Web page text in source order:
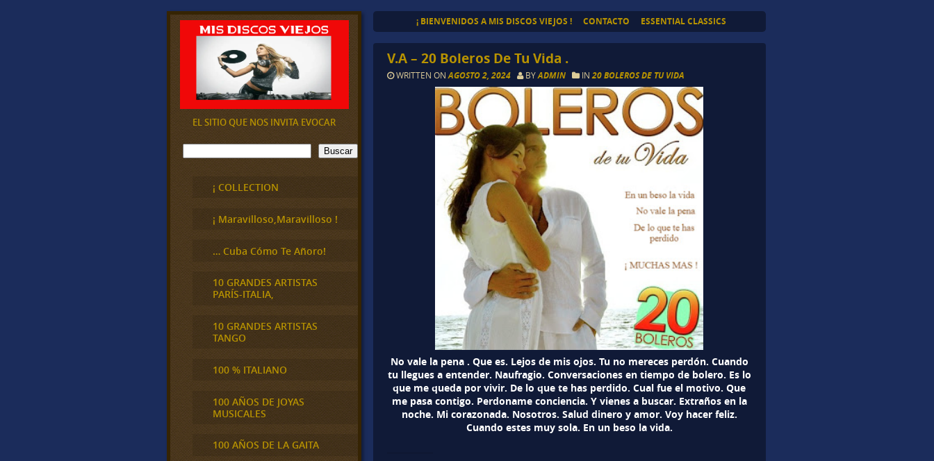
¡ BIENVENIDOS A MIS DISCOS VIEJOS ! CONTACTO ESSENTIAL CLASSICS
V.A – 20 Boleros De Tu Vida .
WRITTEN ONAGOSTO 2, 2024 BYADMIN IN20 BOLEROS DE TU VIDA
No vale la pena . Que es. Lejos de mis ojos. Tu no mereces perdón. Cuando
tu llegues a entender. Naufragio. Conversaciones en tiempo de bolero. Es lo
que me queda por vivir. De lo que te has perdido. Cual fue el motivo. Que
me pasa contigo. Perdoname conciencia. Y vienes a buscar. Extraños en la
noche. Mi corazonada. Nosotros. Salud dinero y amor. Voy hacer feliz.
Cuando estes muy sola. En un beso la vida.
EL SITIO QUE NOS INVITA EVOCAR
B
u
Buscar
¡ COLLECTION
¡ Maravilloso,Maravilloso !
… Cuba Cómo Te Añoro!
10 GRANDES ARTISTAS
PARÍS-ITALIA,
10 GRANDES ARTISTAS
TANGO
100 % ITALIANO
100 AÑOS DE JOYAS
MUSICALES
100 AÑOS DE LA GAITA